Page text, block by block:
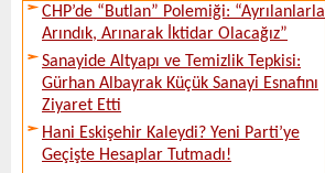
CHP’de “Butlan” Polemiği: “Ayrılanlarla
Arındık, Arınarak İktidar Olacağız”
Sanayide Altyapı ve Temizlik Tepkisi:
Gürhan Albayrak Küçük Sanayi Esnafını
Ziyaret Etti
Hani Eskişehir Kaleydi? Yeni Parti’ye
Geçişte Hesaplar Tutmadı!